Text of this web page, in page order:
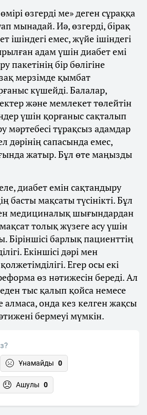
өзгерді ме» деген сұраққа
мынадай. Иә, өзгерді, бірақ
ішіндегі емес, жүйе ішіндегі
адам үшін диабет емі
пакетінің бір бөлігіне
мерзімде қымбат
күшейді. Балалар,
және мемлекет төлейтін
үшін қорғаныс сақталып
мәртебесі тұрақсыз адамдар
дәрінің сапасында емес,
жатыр. Бұл өте маңызды
диабет емін сақтандыру
басты мақсаты түсінікті. Бұл
медициналық шығындардан
толық жүзеге асу үшін
Біріншісі барлық пациенттің
Екіншісі дәрі мен
Егер осы екі
өз нәтижесін береді. Ал
тыс қалып қойса немесе
алмаса, онда кез келген жақсы
бермеуі мүмкін.
Ұнамайды 0
Ашулы 0